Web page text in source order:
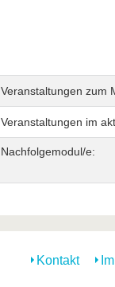
Veranstaltungen zum
Veranstaltungen im
Nachfolgemodul/e:
Kontakt